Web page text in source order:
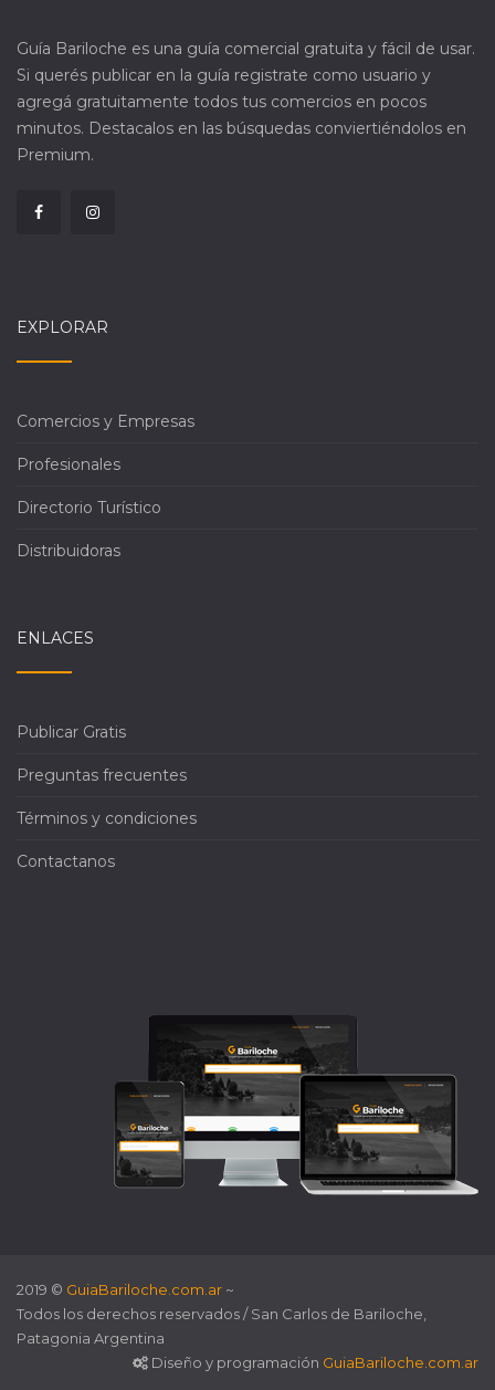
Guía Bariloche es una guía comercial gratuita y fácil de usar.
Si querés publicar en la guía registrate como usuario y
agregá gratuitamente todos tus comercios en pocos
minutos. Destacalos en las búsquedas conviertiéndolos en
Premium.
EXPLORAR
Comercios y Empresas
Profesionales
Directorio Turístico
Distribuidoras
ENLACES
Publicar Gratis
Preguntas frecuentes
Términos y condiciones
Contactanos
2019 © GuiaBariloche.com.ar ~
Todos los derechos reservados / San Carlos de Bariloche,
Patagonia Argentina
Diseño y programación GuiaBariloche.com.ar